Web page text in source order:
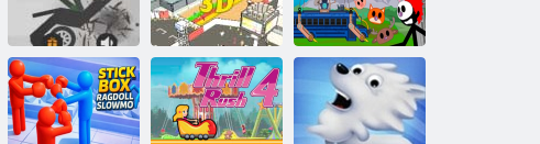
Stickman avārija EPIC RACE 3D Stickman Fnite